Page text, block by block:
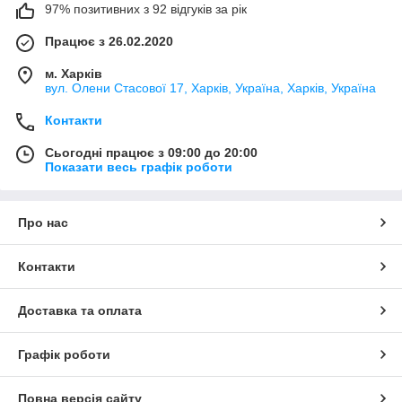
97% позитивних з 92 відгуків за рік
Працює з 26.02.2020
м. Харків
вул. Олени Стасової 17, Харків, Україна, Харків, Україна
Контакти
Сьогодні працює з 09:00 до 20:00
Показати весь графік роботи
Про нас
Контакти
Доставка та оплата
Графік роботи
Повна версія сайту